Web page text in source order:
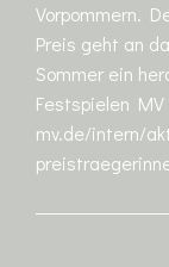
Vorpommern.
Preis geht an
Sommer ein
Festspielen
mv.de/intern/